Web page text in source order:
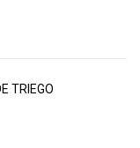
TRIEGO